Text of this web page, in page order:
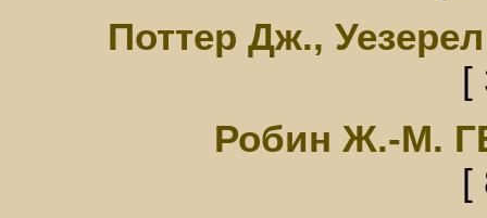
Поттер Дж.,
[
Робин Ж.-М.
[